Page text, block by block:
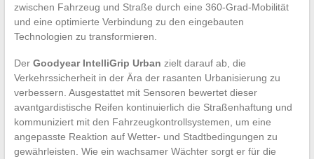
zwischen Fahrzeug und Straße durch eine 360-Grad-Mobilität
und eine optimierte Verbindung zu den eingebauten
Technologien zu transformieren.
Der Goodyear IntelliGrip Urban zielt darauf ab, die
Verkehrssicherheit in der Ära der rasanten Urbanisierung zu
verbessern. Ausgestattet mit Sensoren bewertet dieser
avantgardistische Reifen kontinuierlich die Straßenhaftung und
kommuniziert mit den Fahrzeugkontrollsystemen, um eine
angepasste Reaktion auf Wetter- und Stadtbedingungen zu
gewährleisten. Wie ein wachsamer Wächter sorgt er für die